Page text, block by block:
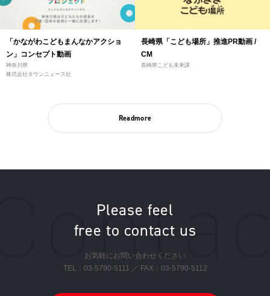
「かながわこどもまんなかアクショ
ン」コンセプト動画
神奈川県
株式会社タウンニュース社
長崎県「こども場所」推進PR動画 /
CM
長崎県こども未来課
Readmore
Please feel
free to contact us
お気軽にお問い合わせください
TEL： 03-5790-5111 ／ FAX：03-5790-5112